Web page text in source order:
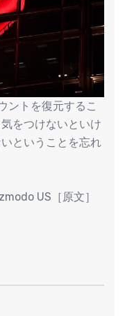
ントを復元するこ
をつけないといけ
ということを忘れ
US［原文］